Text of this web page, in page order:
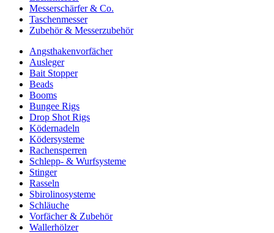
Messerschärfer & Co.
Taschenmesser
Zubehör & Messerzubehör
Angsthakenvorfächer
Ausleger
Bait Stopper
Beads
Booms
Bungee Rigs
Drop Shot Rigs
Ködernadeln
Ködersysteme
Rachensperren
Schlepp- & Wurfsysteme
Stinger
Rasseln
Sbirolinosysteme
Schläuche
Vorfächer & Zubehör
Wallerhölzer